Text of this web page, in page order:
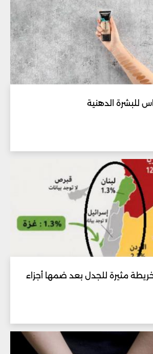
للبشرة الدهنية
مثيرة للجدل بعد ضمها أجزاء